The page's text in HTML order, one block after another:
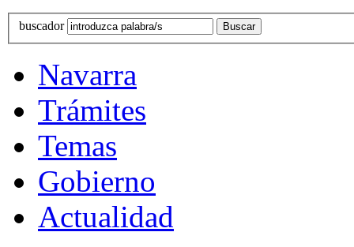
buscador
Navarra
Trámites
Temas
Gobierno
Actualidad